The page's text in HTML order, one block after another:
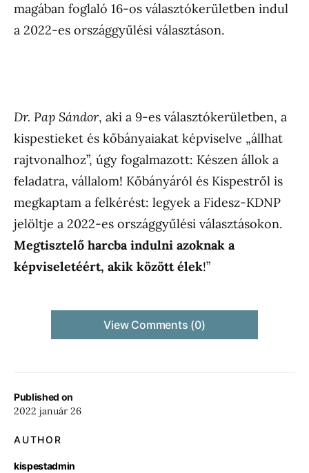
Published on
2022 január 26
AUTHOR
kispestadmin
magában foglaló 16-os választókerületben indul
a 2022-es országgyűlési választáson.
Dr. Pap Sándor, aki a 9-es választókerületben, a
kispestieket és kőbányaiakat képviselve „állhat
rajtvonalhoz”, úgy fogalmazott: Készen állok a
feladatra, vállalom! Kőbányáról és Kispestről is
megkaptam a felkérést: legyek a Fidesz-KDNP
jelöltje a 2022-es országgyűlési választásokon.
Megtisztelő harcba indulni azoknak a
képviseletéért, akik között élek!”
View Comments (0)